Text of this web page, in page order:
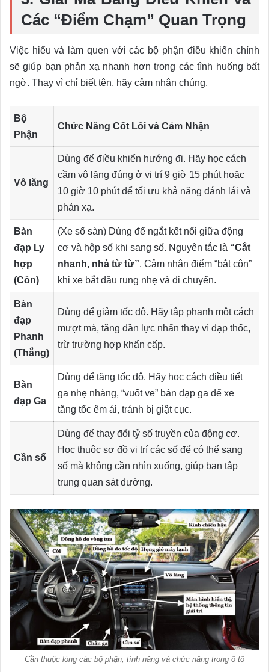
Các “Điểm Chạm” Quan Trọng
Việc hiểu và làm quen với các bộ phận điều khiển chính
sẽ giúp bạn phản xạ nhanh hơn trong các tình huống bất
ngờ. Thay vì chỉ biết tên, hãy cảm nhận chúng.
Bộ
Phận
Chức Năng Cốt Lõi và Cảm Nhận
Vô lăng
Dùng để điều khiển hướng đi. Hãy học cách
cầm vô lăng đúng ở vị trí 9 giờ 15 phút hoặc
10 giờ 10 phút để tối ưu khả năng đánh lái và
phản xạ.
Bàn
đạp Ly
hợp
(Côn)
(Xe số sàn) Dùng để ngắt kết nối giữa động
cơ và hộp số khi sang số. Nguyên tắc là “Cắt
nhanh, nhả từ từ”. Cảm nhận điểm “bắt côn”
khi xe bắt đầu rung nhẹ và di chuyển.
Bàn
đạp
Phanh
(Thắng)
Dùng để giảm tốc độ. Hãy tập phanh một cách
mượt mà, tăng dần lực nhấn thay vì đạp thốc,
trừ trường hợp khẩn cấp.
Bàn
đạp Ga
Dùng để tăng tốc độ. Hãy học cách điều tiết
ga nhẹ nhàng, “vuốt ve” bàn đạp ga để xe
tăng tốc êm ái, tránh bị giật cục.
Cần số
Dùng để thay đổi tỷ số truyền của động cơ.
Học thuộc sơ đồ vị trí các số để có thể sang
số mà không cần nhìn xuống, giúp bạn tập
trung quan sát đường.
Cần thuộc lòng các bộ phận, tính năng và chức năng trong ô tô